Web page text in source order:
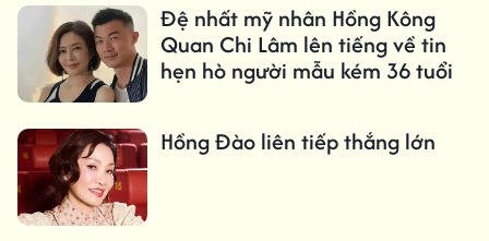
Đệ nhất mỹ nhân Hồng Kông
Quan Chi Lâm lên tiếng về tin
hẹn hò người mẫu kém 36 tuổi
Hồng Đào liên tiếp thắng lớn